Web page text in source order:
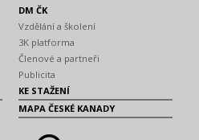
DM ČK
Vzdělání a školení
3K platforma
Členové a partneři
Publicita
KE STAŽENÍ
MAPA ČESKÉ KANADY